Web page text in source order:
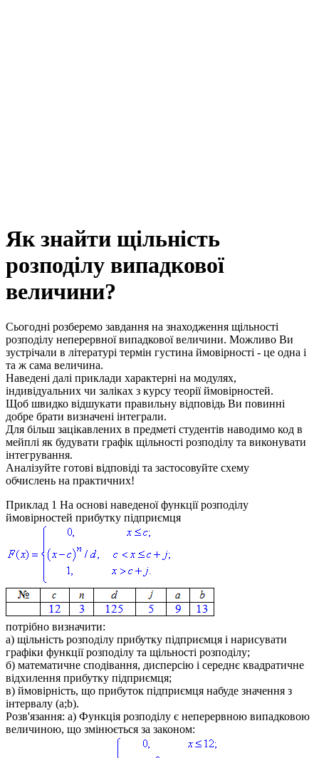
Як знайти щільність
розподілу випадкової
величини?
Сьогодні розберемо завдання на знаходження щільності
розподілу неперервної випадкової величини. Можливо Ви
зустрічали в літературі термін густина ймовірності - це одна і
та ж сама величина.
Наведені далі приклади характерні на модулях,
індивідуальних чи заліках з курсу теорії ймовірностей.
Щоб швидко відшукати правильну відповідь Ви повинні
добре брати визначені інтеграли.
Для більш зацікавлених в предметі студентів наводимо код в
мейплі як будувати графік щільності розподілу та виконувати
інтегрування.
Аналізуйте готові відповіді та застосовуйте схему
обчислень на практичних!
Приклад 1 На основі наведеної функції розподілу
ймовірностей прибутку підприємця
потрібно визначити:
а) щільність розподілу прибутку підприємця і нарисувати
графіки функції розподілу та щільності розподілу;
б) математичне сподівання, дисперсію і середнє квадратичне
відхилення прибутку підприємця;
в) ймовірність, що прибуток підприємця набуде значення з
інтервалу (a;b).
Розв'язання: а) Функція розподілу є неперервною випадковою
величиною, що змінюється за законом: